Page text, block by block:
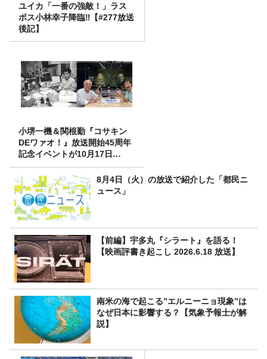
ユイカ「一番の強敵！」ラス
ボス小林幸子降臨‼【#277放送
後記】
小堺一機＆関根勤『コサキン
DEワァオ！』放送開始45周年
記念イベントが10月17日
（土）に開催決定！本日より
FC先行受付スタート！8月4日（火）の放送で紹介した「都民ニ
ュース」
【前編】宇多丸『シラート』を語る！
【映画評書き起こし 2026.6.18 放送】
南米の海で起こる”エルニーニョ現象”は
なぜ日本に影響する？【気象予報士が解
説】